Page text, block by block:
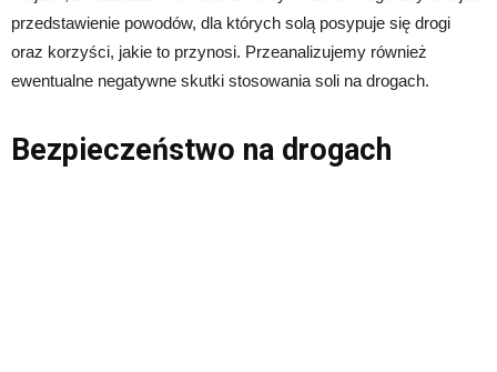
przedstawienie powodów, dla których solą posypuje się drogi
oraz korzyści, jakie to przynosi. Przeanalizujemy również
ewentualne negatywne skutki stosowania soli na drogach.
Bezpieczeństwo na drogach